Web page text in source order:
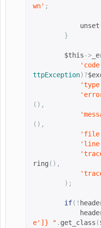
wn' ;
unset
}
$this->
ttpException)?
(),
(),
ring (),
);
if(!
e' ]} " . get_class (